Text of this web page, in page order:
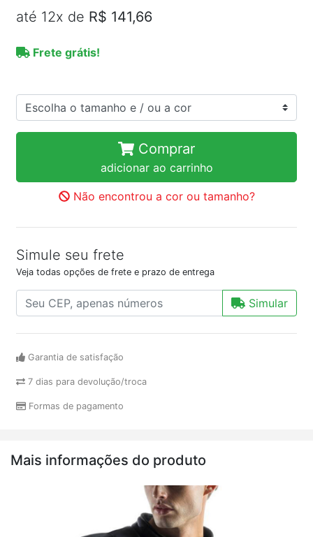
até 12x de R$ 141,66
Frete grátis!
Comprar
adicionar ao carrinho
Não encontrou a cor ou tamanho?
Simule seu frete
Veja todas opções de frete e prazo de entrega
Simular
Garantia de satisfação
7 dias para devolução/troca
Formas de pagamento
Mais informações do produto